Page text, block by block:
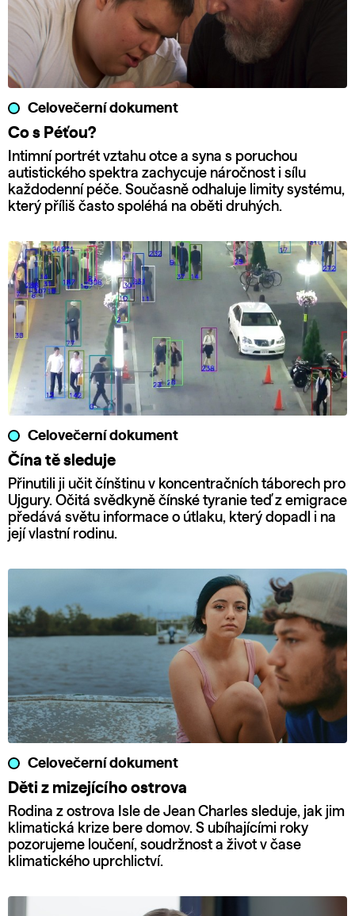
Celovečerní dokument
Co s Péťou?
Intimní portrét vztahu otce a syna s poruchou
autistického spektra zachycuje náročnost i sílu
každodenní péče. Současně odhaluje limity systému,
který příliš často spoléhá na oběti druhých.
Celovečerní dokument
Čína tě sleduje
Přinutili ji učit čínštinu v koncentračních táborech pro
Ujgury. Očitá svědkyně čínské tyranie teď z emigrace
předává světu informace o útlaku, který dopadl i na
její vlastní rodinu.
Celovečerní dokument
Děti z mizejícího ostrova
Rodina z ostrova Isle de Jean Charles sleduje, jak jim
klimatická krize bere domov. S ubíhajícími roky
pozorujeme loučení, soudržnost a život v čase
klimatického uprchlictví.